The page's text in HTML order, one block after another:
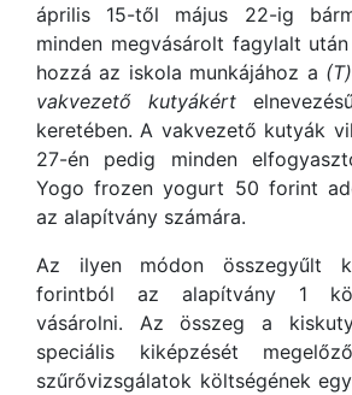
április 15-től május 22-ig
minden megvásárolt fagylalt
hozzá az iskola munkájához a
vakvezető kutyákért
keretében. A vakvezető kutyák
27-én pedig minden
Yogo frozen yogurt 50 forint
az alapítvány számára.
Az ilyen módon összegyűlt
forintból az alapítvány 1
vásárolni. Az összeg a
speciális kiképzését
szűrővizsgálatok költségének